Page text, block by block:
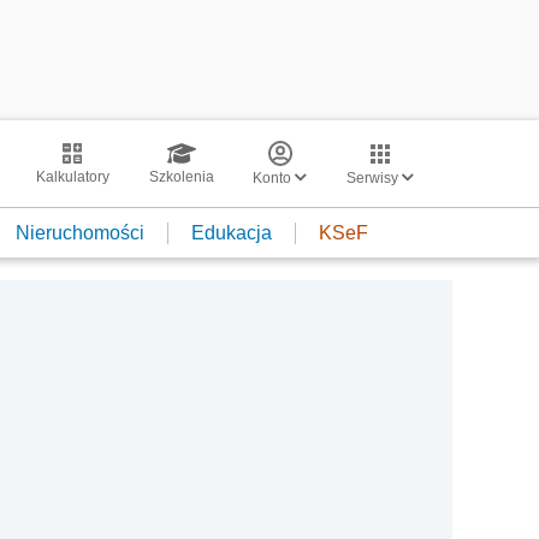
Kalkulatory Szkolenia Konto Serwisy
Nieruchomości Edukacja KSeF